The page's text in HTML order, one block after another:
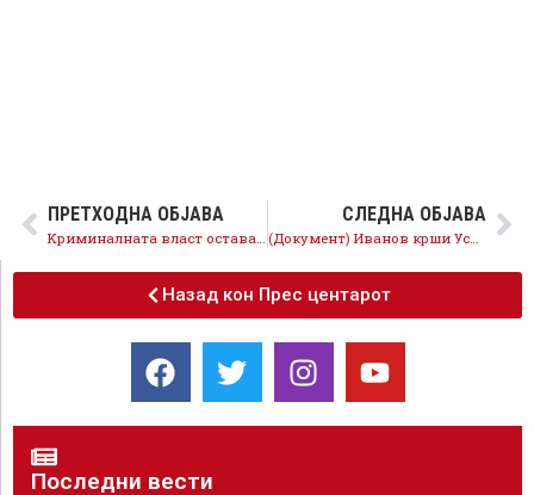
ПРЕТХОДНА ОБЈАВА
Kриминалната власт остава јавен долг над 50 проценти, криењето ќе биде кривично дело!
СЛЕДНА ОБЈАВА
(Документ) Иванов крши Устав и закон, лажна вест е дека постапил како Глигоров!
Назад кон Прес центарот
Последни вести